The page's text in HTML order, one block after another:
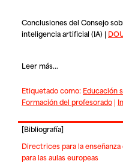
Conclusiones del Consejo
inteligencia artificial (IA) |
Leer más...
Etiquetado como: Educación
Formación del profesorado|
[Bibliografía]
Directrices para la
para las aulas europeas